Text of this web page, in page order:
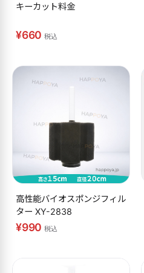
キーカット料金
¥660税込
高性能バイオスポンジフィル
ター XY-2838
¥990税込